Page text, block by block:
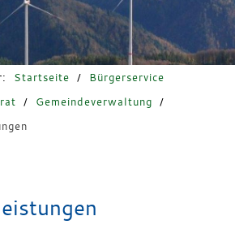
Tourismus
Startseite /
Bürgerservice
/ Gemeindeverwaltung
/